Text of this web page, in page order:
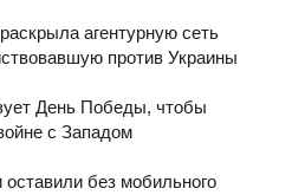
агентурную сеть
против Украины
День Победы, чтобы
с Западом
без мобильного